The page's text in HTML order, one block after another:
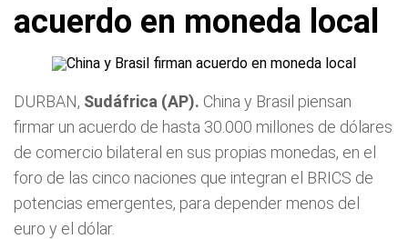
acuerdo en moneda local
DURBAN, Sudáfrica (AP). China y Brasil piensan
firmar un acuerdo de hasta 30.000 millones de dólares
de comercio bilateral en sus propias monedas, en el
foro de las cinco naciones que integran el BRICS de
potencias emergentes, para depender menos del
euro y el dólar.